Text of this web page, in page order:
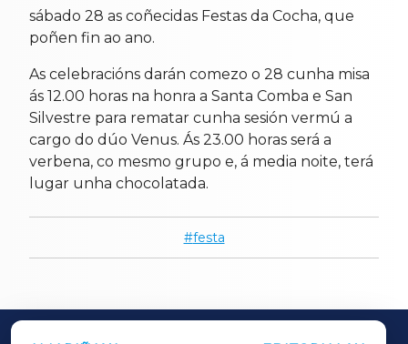
sábado 28 as coñecidas Festas da Cocha, que
poñen fin ao ano.
As celebracións darán comezo o 28 cunha misa
ás 12.00 horas na honra a Santa Comba e San
Silvestre para rematar cunha sesión vermú a
cargo do dúo Venus. Ás 23.00 horas será a
verbena, co mesmo grupo e, á media noite, terá
lugar unha chocolatada.
festa